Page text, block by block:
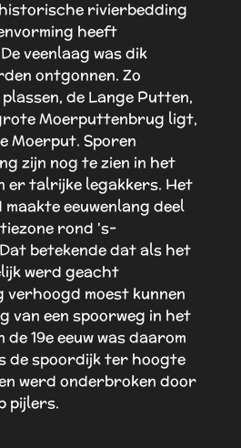
rivierbedding
heeft
veenlaag was dik
ontgonnen. Zo
de Lange Putten,
Moerputtenbrug ligt,
Moerput. Sporen
zijn nog te zien in het
er talrijke legakkers. Het
eeuwenlang deel
rond 's-
betekende dat als het
werd geacht
moest kunnen
van een spoorweg in het
19e eeuw was daarom
de spoordijk ter hoogte
werd onderbroken door
pijlers.